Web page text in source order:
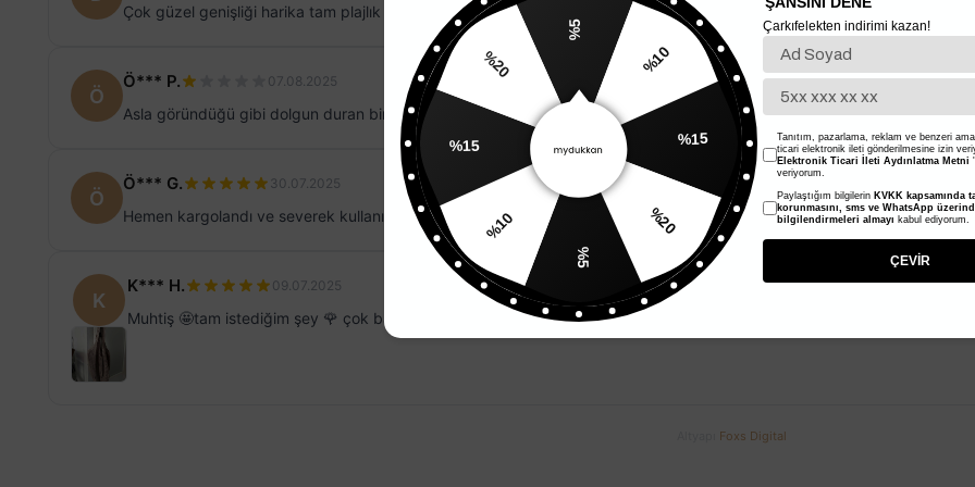
Çok güzel genişliği harika tam plajlık çok beğendim
Ö
Ö*** P. 07.08.2025
Asla göründüğü gibi dolgun duran bir örgü değil ayrıca beyaz krem istedim gri vizon gibi bir renk göndermişsiniz
Ö
Ö*** G. 30.07.2025
Hemen kargolandı ve severek kullanıyorum kocaman ayrıca ☺️♥️
K
K*** H. 09.07.2025
Muhtiş 🤩tam istediğim şey 🌹 çok bayıldım. Kaliteli güzelmiş geniş yazlık büyük boy çanta. Hızlı elime ulaştı Çok çok
Foxs Digital
%10
%20
%10
%20
Çarkıfelekten indirimi kazan!
Tanıtım, pazarlama, reklam ve benzeri
ticari elektronik ileti gönderilmesine izin
Elektronik Ticari İleti Aydınlatma Metni
veriyorum.
Paylaştığım bilgilerin KVKK kapsamında
korunmasını, sms ve WhatsApp
bilgilendirmeleri almayı kabul ediyorum.
ÇEVİR